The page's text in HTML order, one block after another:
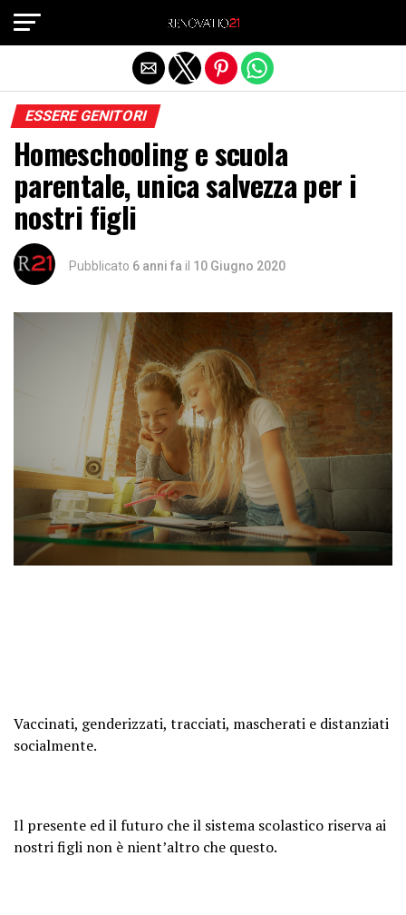
ESSERE GENITORI
Homeschooling e scuola
parentale, unica salvezza per i
nostri figli
Pubblicato 6 anni fa il 10 Giugno 2020
Vaccinati, genderizzati, tracciati, mascherati e distanziati
socialmente.
Il presente ed il futuro che il sistema scolastico riserva ai
nostri figli non è nient’altro che questo.
Exit mobile version